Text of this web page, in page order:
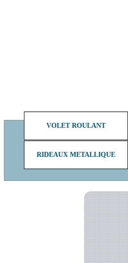
VOLET ROULANT
RIDEAUX METALLIQUE